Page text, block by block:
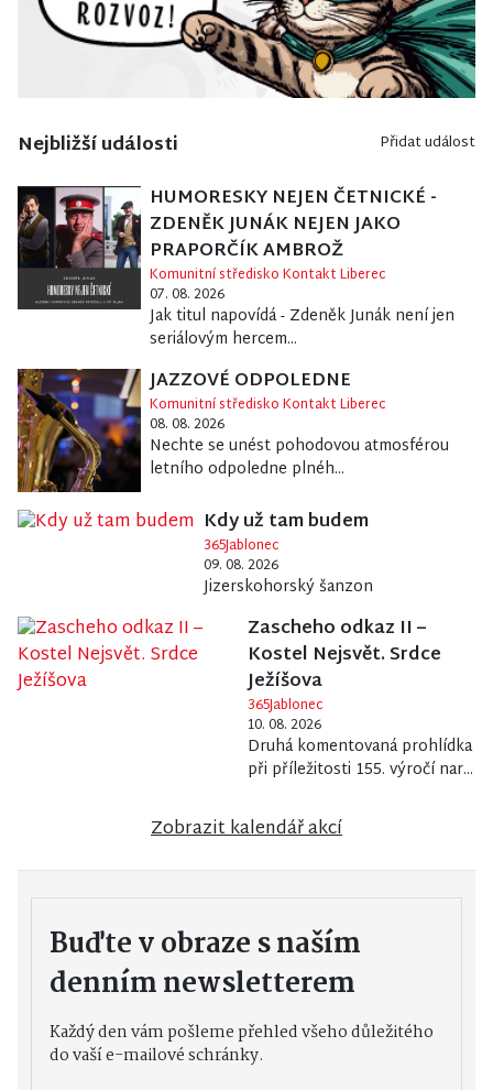
Nejbližší události Přidat událost
HUMORESKY NEJEN ČETNICKÉ -
ZDENĚK JUNÁK NEJEN JAKO
PRAPORČÍK AMBROŽ
Komunitní středisko Kontakt Liberec
07. 08. 2026
Jak titul napovídá - Zdeněk Junák není jen
seriálovým hercem...
JAZZOVÉ ODPOLEDNE
Komunitní středisko Kontakt Liberec
08. 08. 2026
Nechte se unést pohodovou atmosférou
letního odpoledne plnéh...
Kdy už tam budem
365Jablonec
09. 08. 2026
Jizerskohorský šanzon
Zascheho odkaz II –
Kostel Nejsvět. Srdce
Ježíšova
365Jablonec
10. 08. 2026
Druhá komentovaná prohlídka
při příležitosti 155. výročí nar...
Zobrazit kalendář akcí
Buďte v obraze s naším
denním newsletterem
Každý den vám pošleme přehled všeho důležitého
do vaší e-mailové schránky.